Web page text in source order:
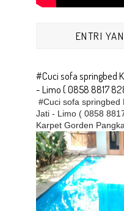
ENTRI
#Cuci sofa springbed
- Limo ( 0858 8817
#Cuci sofa springbed
Jati - Limo ( 0858
Karpet Gorden